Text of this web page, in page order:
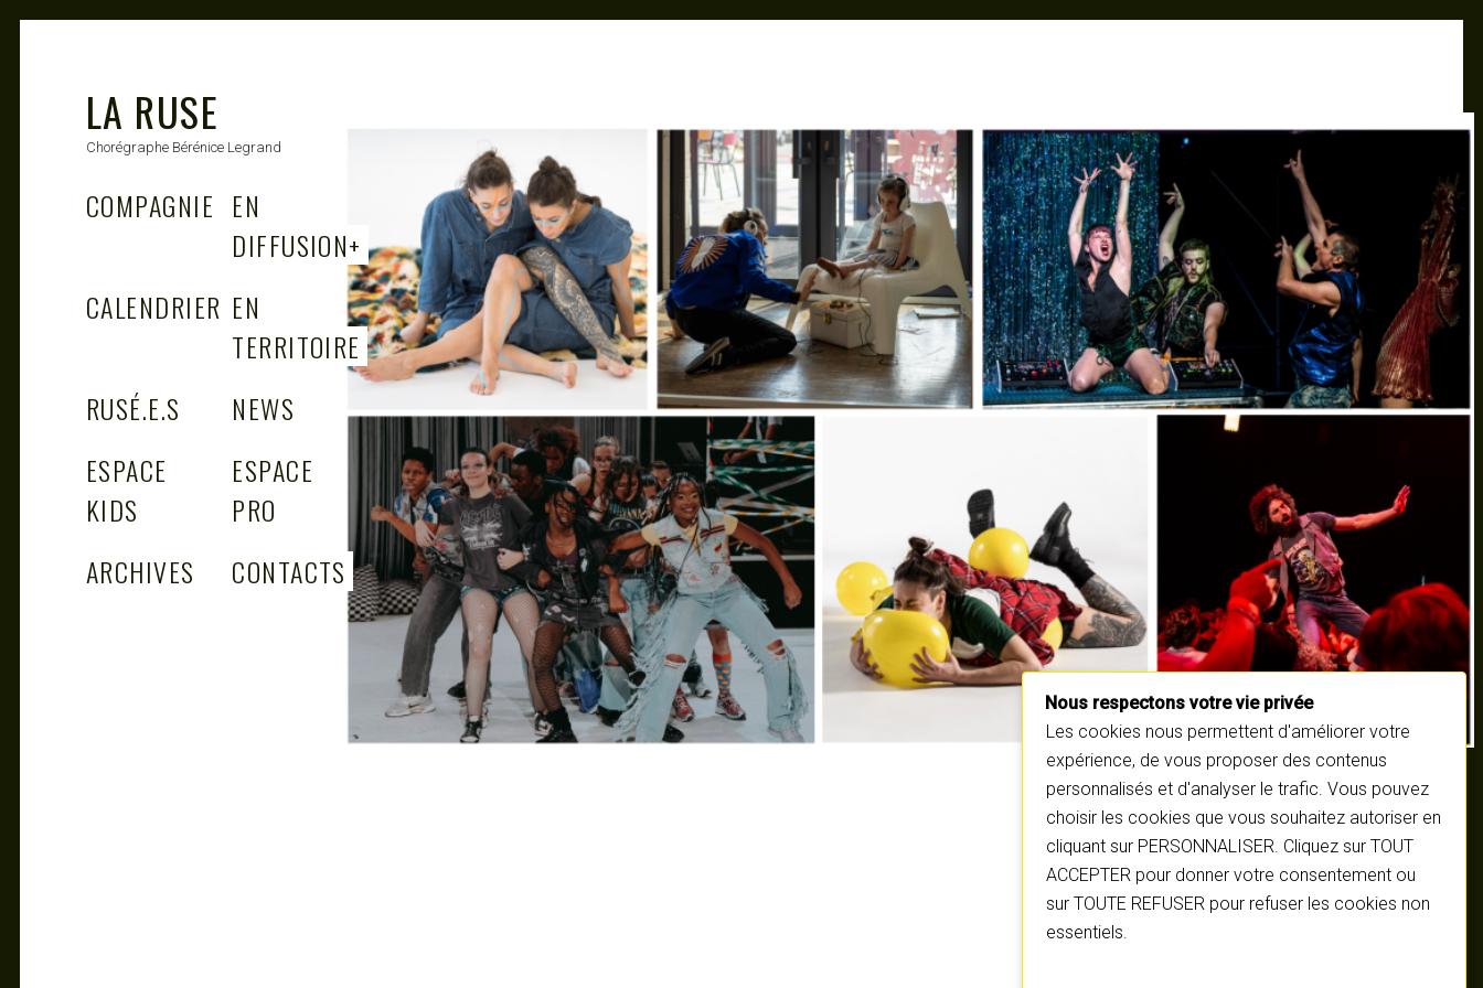
LA RUSE
Chorégraphe Bérénice Legrand
COMPAGNIE EN
DIFFUSION+
CALENDRIER EN
TERRITOIRE
RUSÉ.E.S
NEWS
ESPACE
KIDS
ESPACE
PRO
ARCHIVES
CONTACTS
Nous respectons votre vie privée
Les cookies nous permettent d'améliorer votre
expérience, de vous proposer des contenus
personnalisés et d'analyser le trafic. Vous pouvez
choisir les cookies que vous souhaitez autoriser en
cliquant sur PERSONNALISER. Cliquez sur TOUT
ACCEPTER pour donner votre consentement ou
sur TOUTE REFUSER pour refuser les cookies non
essentiels.